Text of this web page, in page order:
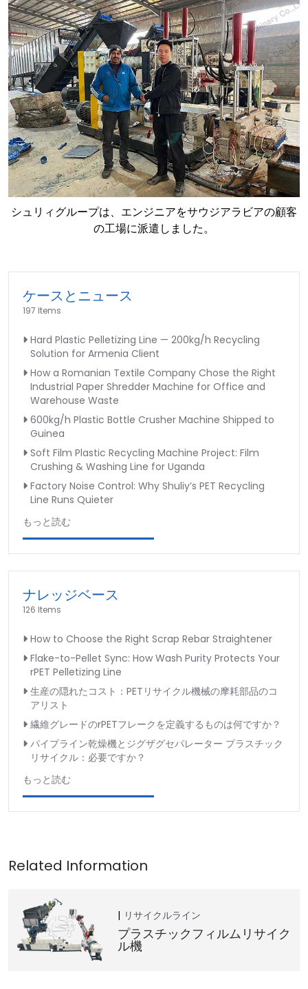
シュリィグループは、エンジニアをサウジアラビアの顧客
の工場に派遣しました。
ケースとニュース
197 Items
Hard Plastic Pelletizing Line — 200kg/h Recycling
Solution for Armenia Client
How a Romanian Textile Company Chose the Right
Industrial Paper Shredder Machine for Office and
Warehouse Waste
600kg/h Plastic Bottle Crusher Machine Shipped to
Guinea
Soft Film Plastic Recycling Machine Project: Film
Crushing & Washing Line for Uganda
Factory Noise Control: Why Shuliy’s PET Recycling
Line Runs Quieter
もっと読む
ナレッジベース
126 Items
How to Choose the Right Scrap Rebar Straightener
Flake-to-Pellet Sync: How Wash Purity Protects Your
rPET Pelletizing Line
生産の隠れたコスト：PETリサイクル機械の摩耗部品のコ
アリスト
繊維グレードのrPETフレークを定義するものは何ですか？
パイプライン乾燥機とジグザグセパレーター プラスチック
リサイクル：必要ですか？
もっと読む
リサイクルライン
プラスチックフィルムリサイク
ル機